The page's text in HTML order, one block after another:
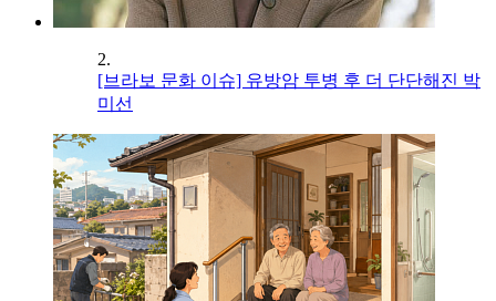
2.
[브라보 문화 이슈] 유방암 투병 후 더 단단해진 박
미선